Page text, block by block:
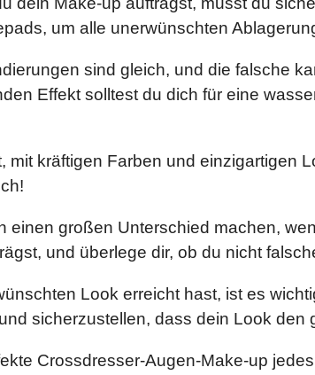
um alle unerwünschten
sind gleich, und die falsche
Effekt solltest du dich für eine
kräftigen Farben und einzigartigen
einen großen Unterschied machen,
und überlege dir, ob du nicht
Look erreicht hast, ist es
sicherzustellen, dass dein Look den
Crossdresser-Augen-Make-up